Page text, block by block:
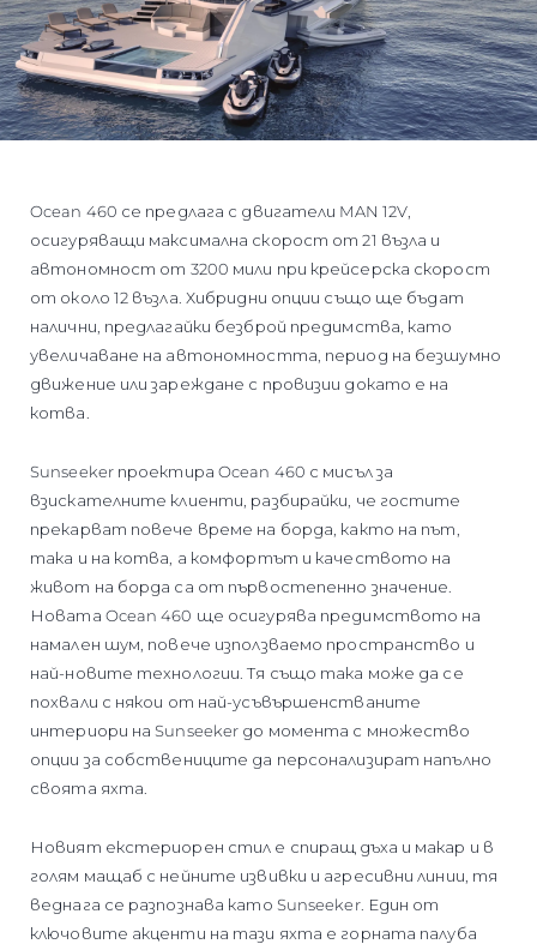
Ocean 460 се предлага с двигатели MAN 12V,
осигуряващи максимална скорост от 21 възла и
автономност от 3200 мили при крейсерска скорост
от около 12 възла. Хибридни опции също ще бъдат
налични, предлагайки безброй предимства, като
увеличаване на автономността, период на безшумно
движение или зареждане с провизии докато е на
котва.
Sunseeker проектира Ocean 460 с мисъл за
взискателните клиенти, разбирайки, че гостите
прекарват повече време на борда, както на път,
така и на котва, а комфортът и качеството на
живот на борда са от първостепенно значение.
Новата Ocean 460 ще осигурява предимството на
намален шум, повече използваемо пространство и
най-новите технологии. Тя също така може да се
похвали с някои от най-усъвършенстваните
интериори на Sunseeker до момента с множество
опции за собствениците да персонализират напълно
своята яхта.
Новият екстериорен стил е спиращ дъха и макар и в
голям мащаб с нейните извивки и агресивни линии, тя
веднага се разпознава като Sunseeker. Един от
ключовите акценти на тази яхта е горната палуба